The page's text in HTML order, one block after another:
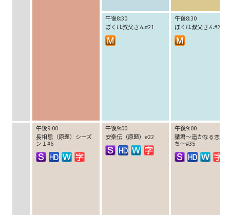
午後8:30
ぼくは叔父さん#21
午後8:30
ぼくは叔父さん#22
午後9:00
長相思（原題）シーズ
ン１#6
午後9:00
安楽伝（原題）#22
午後9:00
請君～遥かなる恋人
ち～#35